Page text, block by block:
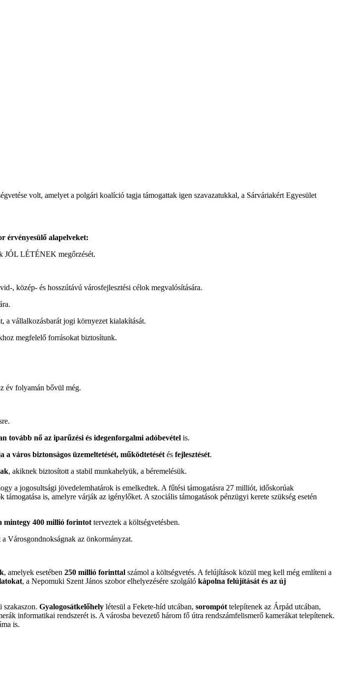
volt, amelyet a polgári koalíció tagja támogattak igen szavazatukkal, a Sárváriakért Egyesület
érvényesülő alapelveket:
JÓL LÉTÉNEK megőrzését.
, közép- és hosszútávú városfejlesztési célok megvalósítására.
a vállalkozásbarát jogi környezet kialakítását.
megfelelő forrásokat biztosítunk.
év folyamán bővül még.
tovább nő az iparűzési és idegenforgalmi adóbevétel is.
a város biztonságos üzemeltetését, működtetését és fejlesztését.
, akiknek biztosított a stabil munkahelyük, a béremelésük.
a jogosultsági jövedelemhatárok is emelkedtek. A fűtési támogatásra 27 milliót, időskorúak
is, amelyre várják az igénylőket. A szociális támogatások pénzügyi kerete szükség esetén
mintegy 400 millió forintot terveztek a költségvetésben.
Városgondnokságnak az önkormányzat.
, amelyek esetében 250 millió forinttal számol a költségvetés. A felújítások közül meg kell még említeni a
, a Nepomuki Szent János szobor elhelyezésére szolgáló kápolna felújítását és az új
szakaszon. Gyalogosátkelőhely létesül a Fekete-híd utcában, sorompót telepítenek az Árpád utcában,
informatikai rendszerét is. A városba bevezető három fő útra rendszámfelismerő kamerákat telepítenek.
is.